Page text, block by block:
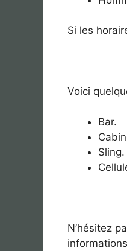
Si les
Voici
Bar.
Sling.
N’hésitez